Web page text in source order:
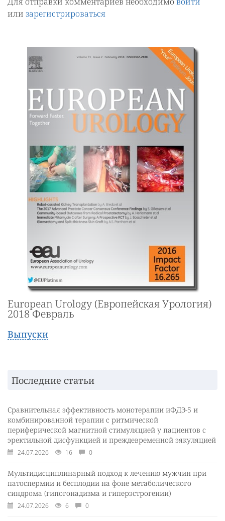
или зарегистрироваться
European Urology (Европейская Урология)
2018 Февраль
Выпуски
Последние статьи
Сравнительная эффективность монотерапии иФДЭ-5 и
комбинированной терапии с ритмической
периферической магнитной стимуляцией у пациентов с
эректильной дисфункцией и преждевременной эякуляцией
24.07.2026 16 0
Мультидисциплинарный подход к лечению мужчин при
патоспермии и бесплодии на фоне метаболического
синдрома (гипогонадизма и гиперэстрогении)
24.07.2026 6 0